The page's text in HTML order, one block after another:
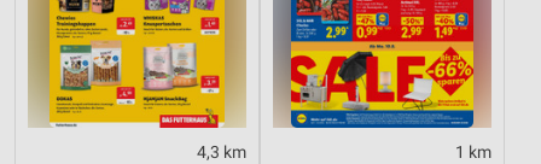
4,3 km 1 km